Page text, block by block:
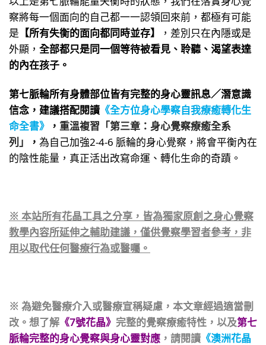
察將每一個面向的自己都一一認領回來前，都極有可能
是 【所有失衡的面向都同時並存】
，差別只在內隱或是
外顯， 全部都只是同一個等待被看見、聆聽、渴望表達
的內在孩子。
第七脈輪所有身體部位皆有完整的身心靈訊息／潛意識
信念，建議搭配閱讀 《全方位身心學察自我療癒轉化生
命全書》 ， 重溫複習「第三章：身心覺察療癒全系
列」
， 為自己加強2-4-6 脈輪的身心覺察，將會平衡內在
的陰性能量，真正活出改寫命運、轉化生命的奇蹟。
※ 本站所有花晶工具之分享，皆為獨家原創之身心覺察
教學內容所延伸之輔助建議，僅供覺察學習者參考，非
用以取代任何醫療行為或醫囑。
※ 為避免醫療介入或醫療宣稱疑慮，本文章經過適當刪
改。想了解 《7號花晶》 完整的覺察療癒特性，以及第七
脈輪完整的身心覺察與身心靈對應 ，請閱讀 《澳洲花晶